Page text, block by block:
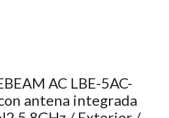
AC LBE-5AC-
antena integrada